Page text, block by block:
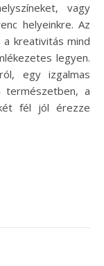
vagy
helyeinkre. Az
kreativitás mind
legyen.
egy izgalmas
természetben, a
fél jól érezze